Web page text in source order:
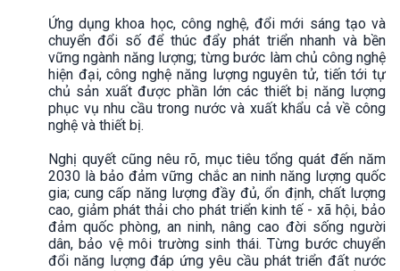
Ứng dụng khoa học, công nghệ, đổi mới sáng tạo và
chuyển đổi số để thúc đẩy phát triển nhanh và bền
vững ngành năng lượng; từng bước làm chủ công nghệ
hiện đại, công nghệ năng lượng nguyên tử, tiến tới tự
chủ sản xuất được phần lớn các thiết bị năng lượng
phục vụ nhu cầu trong nước và xuất khẩu cả về công
nghệ và thiết bị.
Nghị quyết cũng nêu rõ, mục tiêu tổng quát đến năm
2030 là bảo đảm vững chắc an ninh năng lượng quốc
gia; cung cấp năng lượng đầy đủ, ổn định, chất lượng
cao, giảm phát thải cho phát triển kinh tế - xã hội, bảo
đảm quốc phòng, an ninh, nâng cao đời sống người
dân, bảo vệ môi trường sinh thái. Từng bước chuyển
đổi năng lượng đáp ứng yêu cầu phát triển đất nước